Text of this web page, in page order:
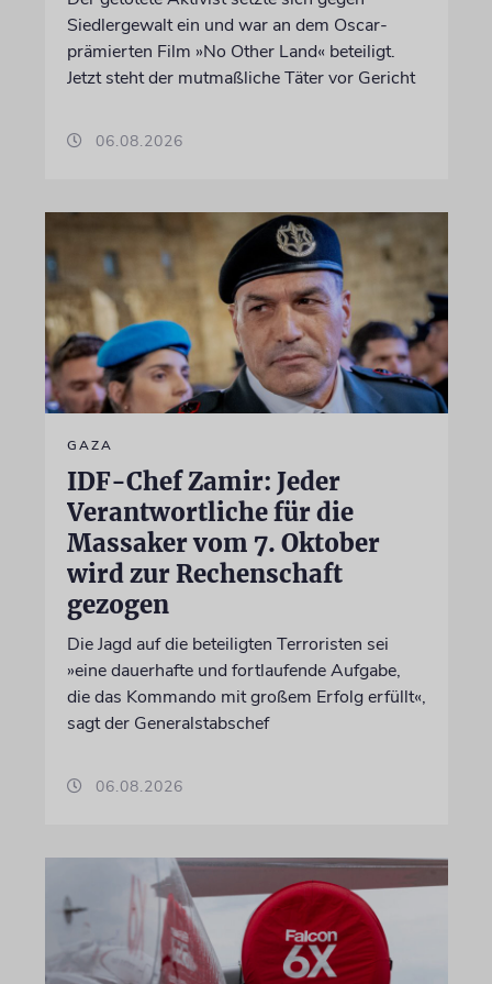
Siedlergewalt ein und war an dem Oscar-
prämierten Film »No Other Land« beteiligt.
Jetzt steht der mutmaßliche Täter vor Gericht
06.08.2026
GAZA
IDF-Chef Zamir: Jeder
Verantwortliche für die
Massaker vom 7. Oktober
wird zur Rechenschaft
gezogen
Die Jagd auf die beteiligten Terroristen sei
»eine dauerhafte und fortlaufende Aufgabe,
die das Kommando mit großem Erfolg erfüllt«,
sagt der Generalstabschef
06.08.2026